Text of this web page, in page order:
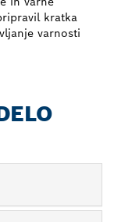
kratka
varnosti